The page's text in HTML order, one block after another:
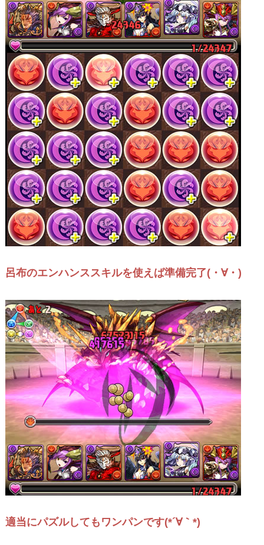
呂布のエンハンススキルを使えば準備完了(・∀・)
適当にパズルしてもワンパンです(*´∀｀*)